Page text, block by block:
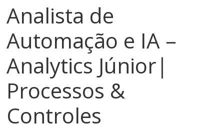
Analista de
Automação e IA –
Analytics Júnior|
Processos &
Controles